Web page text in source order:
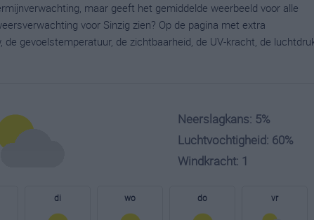
maar geeft het gemiddelde weerbeeld voor alle
voor Sinzig zien? Op de pagina met extra
gevoelstemperatuur, de zichtbaarheid, de UV-kracht, de
Neerslagkans: 5%
Luchtvochtigheid: 60%
Windkracht: 1
di wo do vr